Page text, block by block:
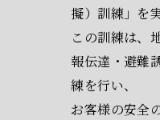
擬）訓練」を
この訓練は、
報伝達・避難
練を行い、
お客様の安全